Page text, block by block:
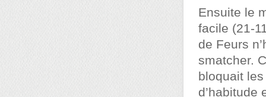
Ensuite le
facile (21-
de Feurs
smatcher.
bloquait
d’habitude